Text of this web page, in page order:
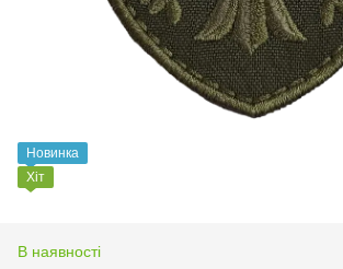
Новинка
Хіт
В наявності